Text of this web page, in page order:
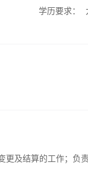
学历要求：
及结算的工作；负